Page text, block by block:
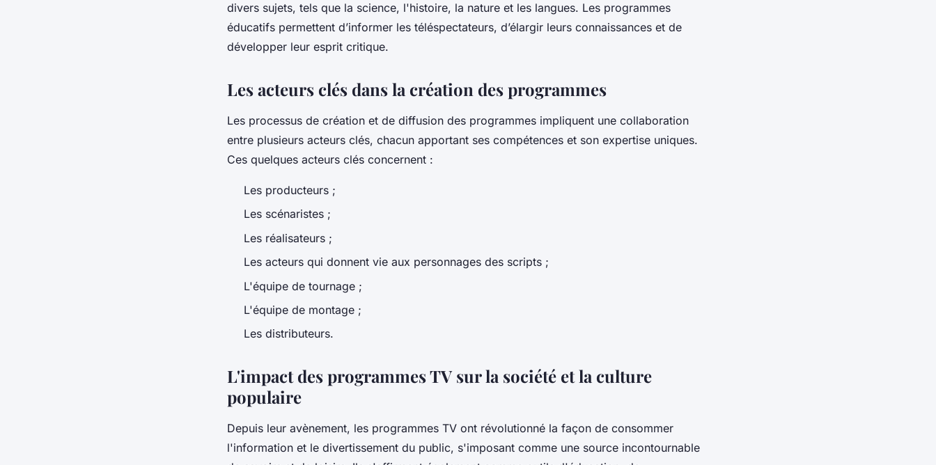
divers sujets, tels que la science, l'histoire, la nature et les langues. Les programmes
éducatifs permettent d’informer les téléspectateurs, d’élargir leurs connaissances et de
développer leur esprit critique.
Les acteurs clés dans la création des programmes
Les processus de création et de diffusion des programmes impliquent une collaboration
entre plusieurs acteurs clés, chacun apportant ses compétences et son expertise uniques.
Ces quelques acteurs clés concernent :
Les producteurs ;
Les scénaristes ;
Les réalisateurs ;
Les acteurs qui donnent vie aux personnages des scripts ;
L'équipe de tournage ;
L'équipe de montage ;
Les distributeurs.
L'impact des programmes TV sur la société et la culture
populaire
Depuis leur avènement, les programmes TV ont révolutionné la façon de consommer
l'information et le divertissement du public, s'imposant comme une source incontournable